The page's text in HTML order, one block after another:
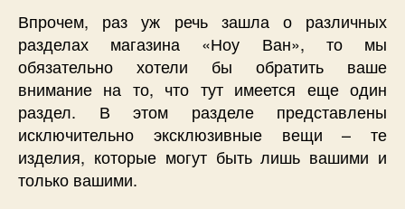
Впрочем, раз уж речь зашла о различных
разделах магазина «Ноу Ван», то мы
обязательно хотели бы обратить ваше
внимание на то, что тут имеется еще один
раздел. В этом разделе представлены
исключительно эксклюзивные вещи – те
изделия, которые могут быть лишь вашими и
только вашими.